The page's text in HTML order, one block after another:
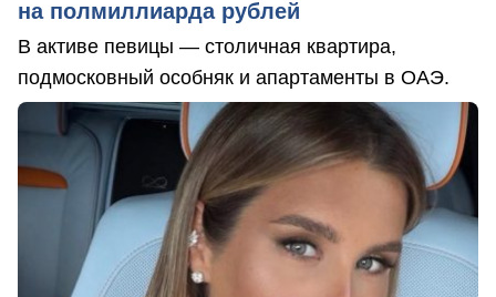
на полмиллиарда рублей
В активе певицы — столичная квартира,
подмосковный особняк и апартаменты в ОАЭ.